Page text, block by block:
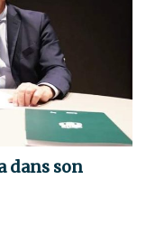
dans son